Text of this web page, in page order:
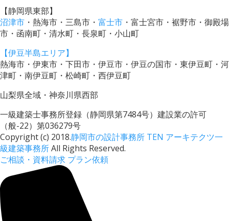
【静岡県東部】
沼津市 ・熱海市・三島市・ 富士市 ・富士宮市・裾野市・御殿場
市・函南町・清水町・長泉町・小山町
【伊豆半島エリア】
熱海市・伊東市・下田市・伊豆市・伊豆の国市・東伊豆町・河
津町・南伊豆町・松崎町・西伊豆町
山梨県全域・神奈川県西部
一級建築士事務所登録（静岡県第7484号）建設業の許可
（般-22）第036279号
Copyright (c) 2018.静岡市の設計事務所 TEN アーキテクツ一
級建築事務所All Rights Reserved.
ご相談・資料請求 プラン依頼